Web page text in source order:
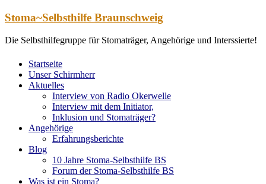
Zum
springen
Stoma~Selbsthilfe Braunschweig
Die Selbsthilfegruppe für Stomaträger, Angehörige und Interssierte!
Startseite
Unser Schirmherr
Aktuelles
Interview von Radio Okerwelle
Interview mit dem Initiator,
Inklusion und Stomaträger?
Angehörige
Erfahrungsberichte
Blog
10 Jahre Stoma-Selbsthilfe BS
Forum der Stoma-Selbsthilfe BS
Was ist ein Stoma?